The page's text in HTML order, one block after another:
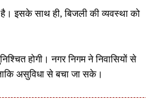
है। इसके साथ ही, बिजली की व्यवस्था को
होगी। नगर निगम ने निवासियों से
असुविधा से बचा जा सके।